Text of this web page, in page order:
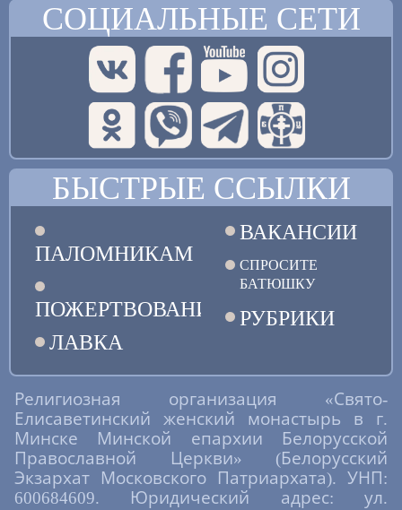
СОЦИАЛЬНЫЕ СЕТИ
БЫСТРЫЕ ССЫЛКИ
ПАЛОМНИКАМ
ПОЖЕРТВОВАНИЯ
ЛАВКА
ВАКАНСИИ
СПРОСИТЕ
БАТЮШКУ
РУБРИКИ
Религиозная организация «Свято-
Елисаветинский женский монастырь в г.
Минске Минской епархии Белорусской
Православной Церкви» (Белорусский
Экзархат Московского Патриархата). УНП:
600684609. Юридический адрес: ул.